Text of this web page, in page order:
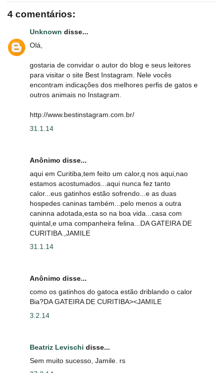
4 comentários:
Unknown disse...
Olá,
gostaria de convidar o autor do blog e seus leitores
para visitar o site Best Instagram. Nele vocês
encontram indicações dos melhores perfis de gatos e
outros animais no Instagram.
http://www.bestinstagram.com.br/
31.1.14
Anônimo disse...
aqui em Curitiba,tem feito um calor,q nos aqui,nao
estamos acostumados...aqui nunca fez tanto
calor...eus gatinhos estão sofrendo...e as duas
hospedes caninas também...pelo menos a outra
caninna adotada,esta so na boa vida...casa com
quintal,e uma companheira felina...DA GATEIRA DE
CURITIBA.,JAMILE
31.1.14
Anônimo disse...
como os gatinhos do gatoca estão driblando o calor
Bia?DA GATEIRA DE CURITIBA><JAMILE
3.2.14
Beatriz Levischi disse...
Sem muito sucesso, Jamile. rs